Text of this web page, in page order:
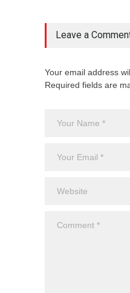
Leave a
Your email address
Required fields are